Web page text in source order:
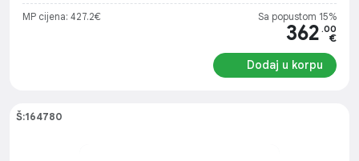
MP cijena: 427.2€ Sa popustom 15%
362 .00
€
Dodaj u korpu
Š:164780